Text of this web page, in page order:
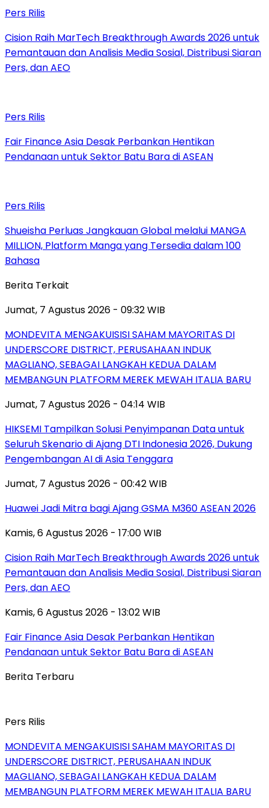
Pers Rilis
Cision Raih MarTech Breakthrough Awards 2026 untuk
Pemantauan dan Analisis Media Sosial, Distribusi Siaran
Pers, dan AEO
Pers Rilis
Fair Finance Asia Desak Perbankan Hentikan
Pendanaan untuk Sektor Batu Bara di ASEAN
Pers Rilis
Shueisha Perluas Jangkauan Global melalui MANGA
MILLION, Platform Manga yang Tersedia dalam 100
Bahasa
Berita Terkait
Jumat, 7 Agustus 2026 - 09:32 WIB
MONDEVITA MENGAKUISISI SAHAM MAYORITAS DI
UNDERSCORE DISTRICT, PERUSAHAAN INDUK
MAGLIANO, SEBAGAI LANGKAH KEDUA DALAM
MEMBANGUN PLATFORM MEREK MEWAH ITALIA BARU
Jumat, 7 Agustus 2026 - 04:14 WIB
HIKSEMI Tampilkan Solusi Penyimpanan Data untuk
Seluruh Skenario di Ajang DTI Indonesia 2026, Dukung
Pengembangan AI di Asia Tenggara
Jumat, 7 Agustus 2026 - 00:42 WIB
Huawei Jadi Mitra bagi Ajang GSMA M360 ASEAN 2026
Kamis, 6 Agustus 2026 - 17:00 WIB
Cision Raih MarTech Breakthrough Awards 2026 untuk
Pemantauan dan Analisis Media Sosial, Distribusi Siaran
Pers, dan AEO
Kamis, 6 Agustus 2026 - 13:02 WIB
Fair Finance Asia Desak Perbankan Hentikan
Pendanaan untuk Sektor Batu Bara di ASEAN
Berita Terbaru
Pers Rilis
MONDEVITA MENGAKUISISI SAHAM MAYORITAS DI
UNDERSCORE DISTRICT, PERUSAHAAN INDUK
MAGLIANO, SEBAGAI LANGKAH KEDUA DALAM
MEMBANGUN PLATFORM MEREK MEWAH ITALIA BARU